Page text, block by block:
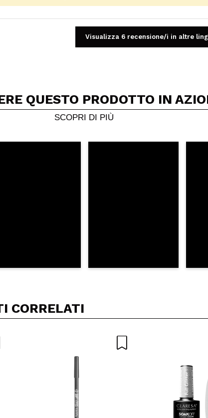
un video o una foto
potrebbe essere il primo. Immaginalo...
5/5
Visualizza 6 recensione/i in altre
QUESTO PRODOTTO IN
SCOPRI DI PIÙ
CORRELATI